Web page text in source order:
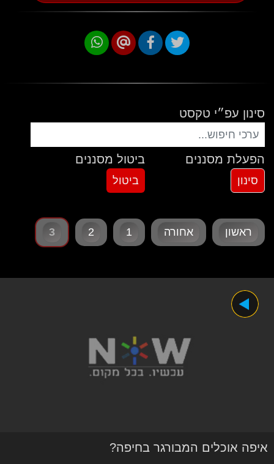
סינון עפ״י טקסט
הפעלת מסננים ביטול מסננים
ראשון אחורה 1
2
3
איפה אוכלים המבורגר בחיפה?